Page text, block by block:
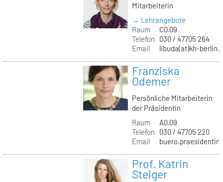
Mitarbeiterin
→ Lehrangebote
Raum
C0.09
Telefon
030 / 47705 264
Email
libuda(at)kh-
Franziska
Odemer
Persönliche Mitarbeiterin
der Präsidentin
Raum
A0.09
Telefon
030 / 47705 220
Email
Prof. Katrin
Steiger